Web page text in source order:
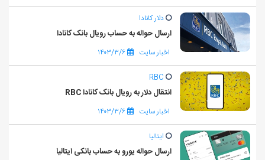
دلار کانادا
ارسال حواله به حساب رویال بانک کانادا
اخبار سایت ۱۴۰۳/۳/۶
RBC
انتقال دلار به رویال بانک کانادا RBC
اخبار سایت ۱۴۰۳/۳/۶
ایتالیا
ارسال حواله یورو به حساب بانکی ایتالیا